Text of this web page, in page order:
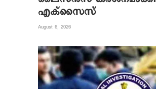
എക്‌സൈസ്
August 6, 2026